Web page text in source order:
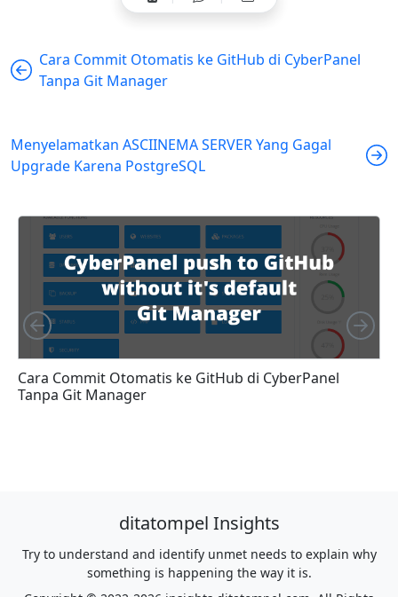
Cara Commit Otomatis ke GitHub di CyberPanel
Tanpa Git Manager
Menyelamatkan ASCIINEMA SERVER Yang Gagal
Upgrade Karena PostgreSQL
Cara Commit Otomatis ke GitHub di CyberPanel
Tanpa Git Manager
Left
ditatompel Insights
Try to understand and identify unmet needs to explain why
something is happening the way it is.